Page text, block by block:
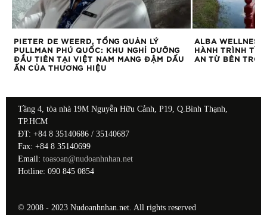
PIETER DE WEERD, TỔNG QUẢN LÝ
PULLMAN PHÚ QUỐC: KHU NGHỈ DƯỠNG
ĐẦU TIÊN TẠI VIỆT NAM MANG ĐẬM DẤU
ẤN CỦA THƯƠNG HIỆU
ALBA
HÀNH TRÌNH
AN TỪ BÊN
Tầng 4, tòa nhà 19M Nguyễn Hữu Cảnh, P19, Q.Bình Thạnh,
TP.HCM
ĐT: +84 8 35140686 / 35140687
Fax: +84 8 35140699
Email: toasoan@nudoanhnhan.net
Hotline: 090 845 0854
© 2008 - 2023 Nudoanhnhan.net. All rights reserved